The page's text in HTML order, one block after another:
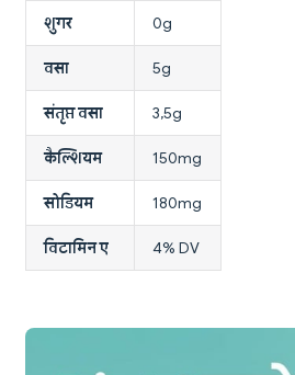
शुगर 0g
वसा 5g
संतृप्त वसा 3,5g
कैल्शियम 150mg
सोडियम 180mg
विटामिन ए 4% DV